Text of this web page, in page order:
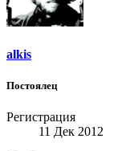
alkis
Постоялец
Регистрация
11 Дек 2012